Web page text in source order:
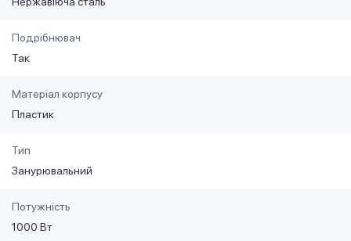
Подрібнювач
Так
Матеріал корпусу
Пластик
Тип
Занурювальний
Потужність
1000 Вт